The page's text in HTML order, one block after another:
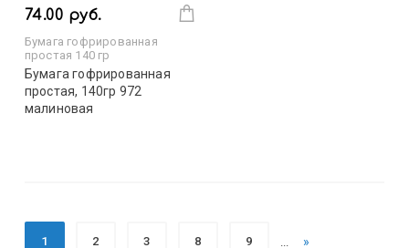
74.00 руб.
Бумага гофрированная
простая 140 гр
Бумага гофрированная
простая, 140гр 972
малиновая
1 2 3 ...
8 9 »